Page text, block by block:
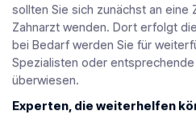
sollten Sie sich zunächst an eine
Zahnarzt wenden. Dort erfolgt
bei Bedarf werden Sie für
Spezialisten oder
überwiesen.
Experten, die weiterhelfen